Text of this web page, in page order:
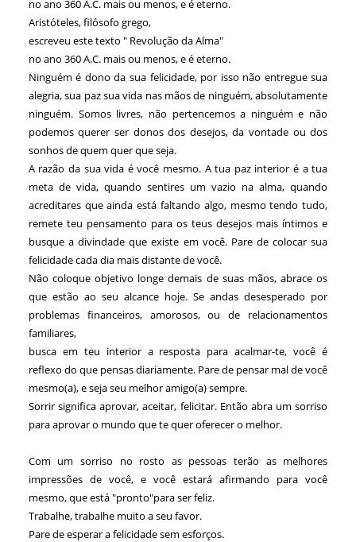
no ano 360 A.C. mais ou menos, e é eterno.
Aristóteles, filósofo grego,
escreveu este texto " Revolução da Alma"
no ano 360 A.C. mais ou menos, e é eterno.
Ninguém é dono da sua felicidade, por isso não entregue sua
alegria, sua paz sua vida nas mãos de ninguém, absolutamente
ninguém. Somos livres, não pertencemos a ninguém e não
podemos querer ser donos dos desejos, da vontade ou dos
sonhos de quem quer que seja.
A razão da sua vida é você mesmo. A tua paz interior é a tua
meta de vida, quando sentires um vazio na alma, quando
acreditares que ainda está faltando algo, mesmo tendo tudo,
remete teu pensamento para os teus desejos mais íntimos e
busque a divindade que existe em você. Pare de colocar sua
felicidade cada dia mais distante de você.
Não coloque objetivo longe demais de suas mãos, abrace os
que estão ao seu alcance hoje. Se andas desesperado por
problemas financeiros, amorosos, ou de relacionamentos
familiares,
busca em teu interior a resposta para acalmar-te, você é
reflexo do que pensas diariamente. Pare de pensar mal de você
mesmo(a), e seja seu melhor amigo(a) sempre.
Sorrir significa aprovar, aceitar, felicitar. Então abra um sorriso
para aprovar o mundo que te quer oferecer o melhor.
Com um sorriso no rosto as pessoas terão as melhores
impressões de você, e você estará afirmando para você
mesmo, que está "pronto"para ser feliz.
Trabalhe, trabalhe muito a seu favor.
Pare de esperar a felicidade sem esforços.